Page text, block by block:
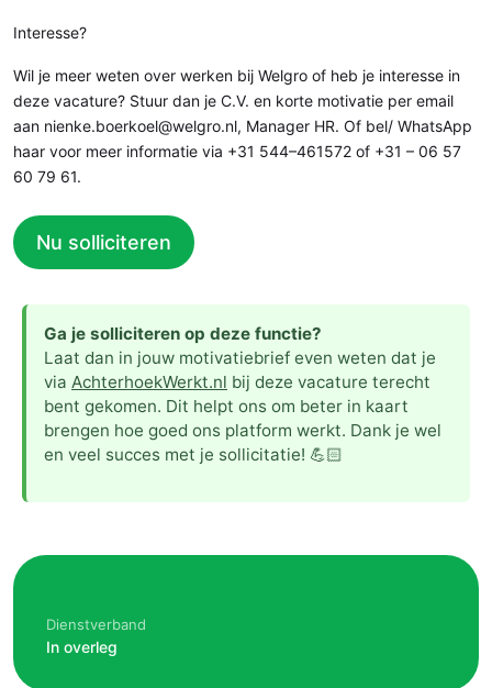
Interesse?
Wil je meer weten over werken bij Welgro of heb je interesse in
deze vacature? Stuur dan je C.V. en korte motivatie per email
aan nienke.boerkoel@welgro.nl, Manager HR. Of bel/ WhatsApp
haar voor meer informatie via +31 544–461572 of +31 – 06 57
60 79 61.
Nu solliciteren
Ga je solliciteren op deze functie?
Laat dan in jouw motivatiebrief even weten dat je
via AchterhoekWerkt.nl bij deze vacature terecht
bent gekomen. Dit helpt ons om beter in kaart
brengen hoe goed ons platform werkt. Dank je wel
en veel succes met je sollicitatie! 💪🏻
Dienstverband
In overleg